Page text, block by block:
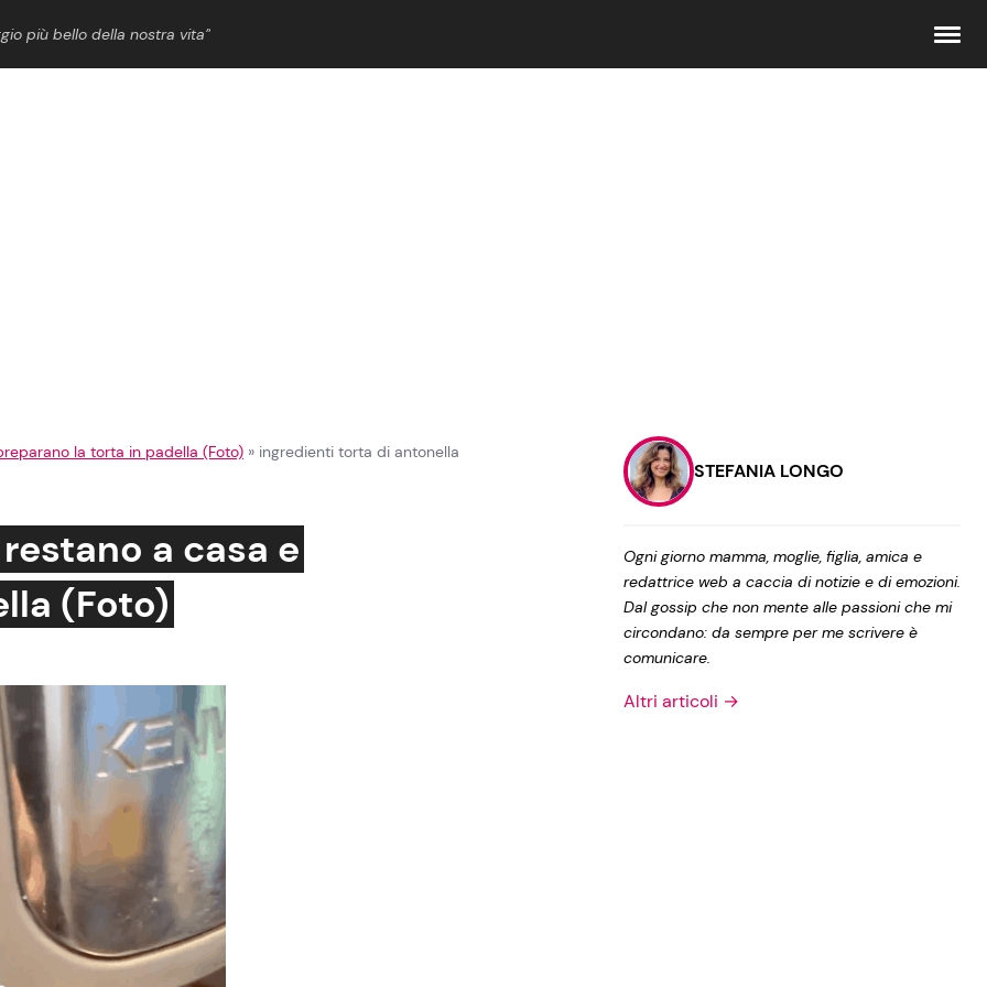
più bello della nostra vita”
Consigli di Cucina
Dolci
Le Ricette in TV
Primi Piatti
Ricette Facili e Veloci
Ricette Feste
Ricette per Bambini
Contattaci
Pubblicità
Privacy Policy
la torta in padella (Foto) » ingredienti torta di antonella
a casa e
(Foto)
STEFANIA LONGO
Ogni giorno mamma, moglie, figlia, amica e
redattrice web a caccia di notizie e di emozioni.
Dal gossip che non mente alle passioni che mi
circondano: da sempre per me scrivere è
comunicare.
Altri articoli →